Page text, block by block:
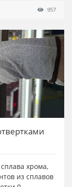
957
хрома,
из сплавов